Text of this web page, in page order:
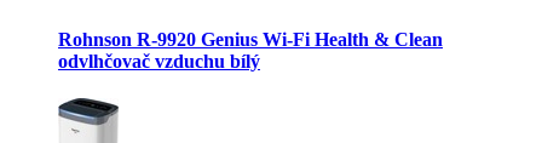
Rohnson R-9920 Genius Wi-Fi Health & Clean
odvlhčovač vzduchu bílý